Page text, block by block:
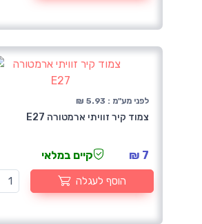
לפני מע"מ : 5.93 ₪
צמוד קיר זוויתי ארמטורה E27
7 ₪ קיים במלאי
הוסף לעגלה